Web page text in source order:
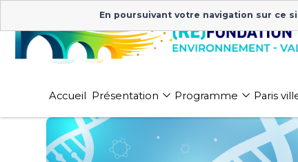
Accueil Présentation Programme Paris
En poursuivant votre navigation sur ce